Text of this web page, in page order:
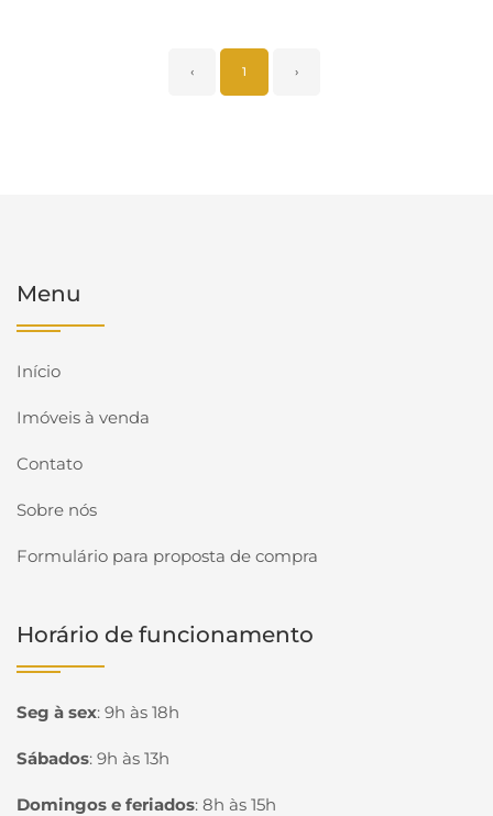
‹ 1 ›
Menu
Início
Imóveis à venda
Contato
Sobre nós
Formulário para proposta de compra
Horário de funcionamento
Seg à sex: 9h às 18h
Sábados: 9h às 13h
Domingos e feriados: 8h às 15h